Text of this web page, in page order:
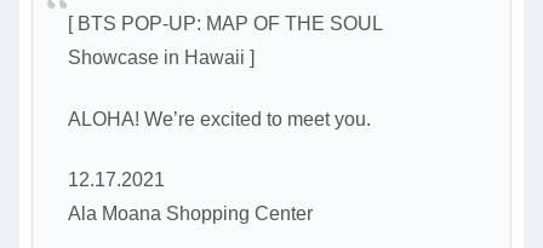
[ BTS POP-UP: MAP OF THE SOUL
Showcase in Hawaii ]
ALOHA! We’re excited to meet you.
12.17.2021
Ala Moana Shopping Center